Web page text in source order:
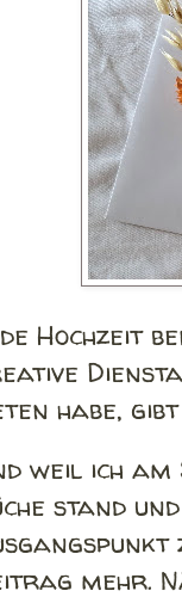
Hochzeit
habe,
weil ich
stand
mehr.